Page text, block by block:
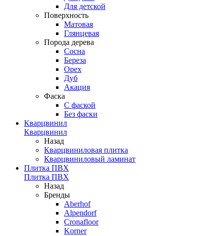
Для детской
Поверхность
Матовая
Глянцевая
Порода дерева
Сосна
Береза
Орех
Дуб
Акация
Фаска
С фаской
Без фаски
Кварцвинил
Кварцвинил
Назад
Кварцвиниловая плитка
Кварцвиниловый ламинат
Плитка ПВХ
Плитка ПВХ
Назад
Бренды
Aberhof
Alpendorf
Cronafloor
Korner